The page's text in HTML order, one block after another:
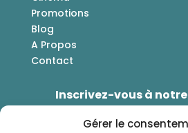
Gérer le
Promotions
Blog
A Propos
Contact
Inscrivez-vous à